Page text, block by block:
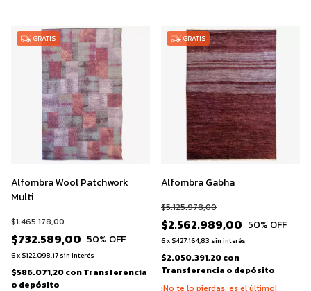
GRATIS
Alfombra Wool Patchwork
Multi
$732.589,00
$1.465.178,00
50% OFF
6x $122.098,17 sin interés
$586.071,20conTransferencia
o depósito
GRATIS
Alfombra Gabha
$2.562.989,00
$5.125.978,00
50% OFF
6x $427.164,83 sin interés
$2.050.391,20con
Transferencia o depósito
¡No te lo pierdas, es el último!